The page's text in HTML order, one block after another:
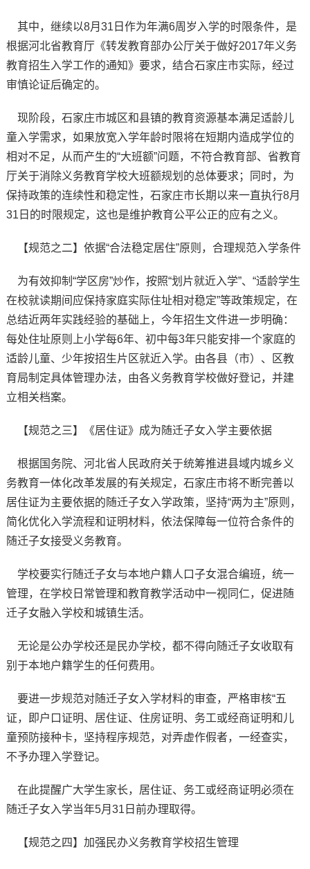
其中，继续以8月31日作为年满6周岁入学的时限条件，是
根据河北省教育厅《转发教育部办公厅关于做好2017年义务
教育招生入学工作的通知》要求，结合石家庄市实际，经过
审慎论证后确定的。
现阶段，石家庄市城区和县镇的教育资源基本满足适龄儿
童入学需求，如果放宽入学年龄时限将在短期内造成学位的
相对不足，从而产生的“大班额”问题，不符合教育部、省教育
厅关于消除义务教育学校大班额规划的总体要求；同时，为
保持政策的连续性和稳定性，石家庄市长期以来一直执行8月
31日的时限规定，这也是维护教育公平公正的应有之义。
【规范之二】依据“合法稳定居住”原则，合理规范入学条件
为有效抑制“学区房”炒作，按照“划片就近入学”、“适龄学生
在校就读期间应保持家庭实际住址相对稳定”等政策规定，在
总结近两年实践经验的基础上，今年招生文件进一步明确：
每处住址原则上小学每6年、初中每3年只能安排一个家庭的
适龄儿童、少年按招生片区就近入学。由各县（市）、区教
育局制定具体管理办法，由各义务教育学校做好登记，并建
立相关档案。
【规范之三】《居住证》成为随迁子女入学主要依据
根据国务院、河北省人民政府关于统筹推进县域内城乡义
务教育一体化改革发展的有关规定，石家庄市将不断完善以
居住证为主要依据的随迁子女入学政策，坚持“两为主”原则，
简化优化入学流程和证明材料，依法保障每一位符合条件的
随迁子女接受义务教育。
学校要实行随迁子女与本地户籍人口子女混合编班，统一
管理，在学校日常管理和教育教学活动中一视同仁，促进随
迁子女融入学校和城镇生活。
无论是公办学校还是民办学校，都不得向随迁子女收取有
别于本地户籍学生的任何费用。
要进一步规范对随迁子女入学材料的审查，严格审核“五
证，即户口证明、居住证、住房证明、务工或经商证明和儿
童预防接种卡，坚持程序规范，对弄虚作假者，一经查实，
不予办理入学登记。
在此提醒广大学生家长，居住证、务工或经商证明必须在
随迁子女入学当年5月31日前办理取得。
【规范之四】加强民办义务教育学校招生管理